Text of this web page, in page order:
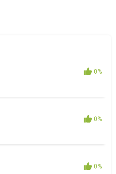
0%
0%
0%